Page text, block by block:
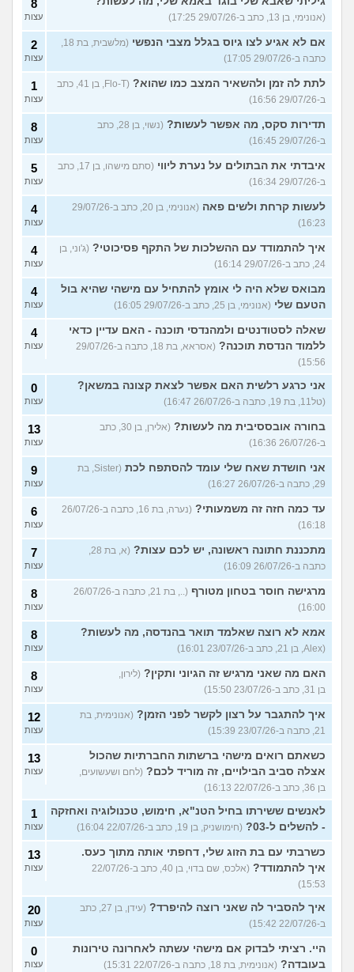
(אנונימי, בן 13, כתב ב-29/07/26 17:25)
8
עצות
אם לא אגיע לצו גיוס בגלל מצבי הנפשי
(מלשבית, בת 18,
כתבה ב-29/07/26 17:05)
2
עצות
לתת לה זמן ולהשאיר המצב כמו שהוא?
(Flo-T, בן 41, כתב
ב-29/07/26 16:56)
1
עצות
תדירות סקס, מה אפשר לעשות?
(נשוי, בן 28, כתב
ב-29/07/26 16:45)
8
עצות
איבדתי את הבתולים על נערת ליווי
(סתם מישהו, בן 17, כתב
ב-29/07/26 16:34)
5
עצות
לעשות קרחת ולשים פאה
(אנונימי, בן 20, כתב ב-29/07/26
16:23)
4
עצות
איך להתמודד עם ההשלכות של התקף פסיכוטי? (ג'וני, בן
24, כתב ב-29/07/26 16:14)
4
עצות
מבואס שלא היה לי אומץ להתחיל עם מישהי שהיא בול
הטעם שלי (אנונימי, בן 25, כתב ב-29/07/26 16:05)
4
עצות
שאלה לסטודנטים ולמהנדסי תוכנה - האם עדיין כדאי
ללמוד הנדסת תוכנה?
(אסראא, בת 18, כתבה ב-29/07/26
15:56)
4
עצות
אני כרגע רלשית האם אפשר לצאת קצונה במשאן?
(טל11, בת 19, כתבה ב-26/07/26 16:47)
0
עצות
בחורה אובססיבית מה לעשות?
(אלירן, בן 30, כתב
ב-26/07/26 16:36)
13
עצות
אני חושדת שאח שלי עומד להסתפח לכת
(Sister, בת
29, כתבה ב-26/07/26 16:27)
9
עצות
עד כמה חזה זה משמעותי?
(נערה, בת 16, כתבה ב-26/07/26
16:18)
6
עצות
מתכננת חתונה ראשונה, יש לכם עצות?
(א, בת 28,
כתבה ב-26/07/26 16:09)
7
עצות
מרגישה חוסר בטחון מטורף
(.., בת 21, כתבה ב-26/07/26
16:00)
8
עצות
אמא לא רוצה שאלמד תואר בהנדסה, מה לעשות?
(Alex, בן 21, כתב ב-23/07/26 16:01)
8
עצות
האם מה שאני מרגיש זה הגיוני ותקין? (לירון,
בן 31, כתב ב-23/07/26 15:50)
8
עצות
איך להתגבר על רצון לקשר לפני הזמן? (אנונימית, בת
21, כתבה ב-23/07/26 15:39)
12
עצות
כשאתם רואים מישהי ברשתות החברתיות שהכול
אצלה סביב הבילויים, זה מוריד לכם? (לחם ושעשועים,
בן 36, כתב ב-22/07/26 16:13)
13
עצות
לאנשים ששירתו בחיל הטנ"א, חימוש, טכנולוגיה ואחזקה
- להשלים ל-03?
(חימושניק, בן 19, כתב ב-22/07/26 16:04)
1
עצות
כשרבתי עם בת הזוג שלי, דחפתי אותה מתוך כעס.
איך להתמודד?
(אלכס, שם בדוי, בן 40, כתב ב-22/07/26
15:53)
13
עצות
איך להסביר לה שאני רוצה להיפרד?
(עידן, בן 27, כתב
ב-22/07/26 15:42)
20
עצות
היי. רציתי לבדוק אם מישהי עשתה לאחרונה טירונות
בעובדה? (אנונימית, בת 18, כתבה ב-22/07/26 15:31)
0
עצות